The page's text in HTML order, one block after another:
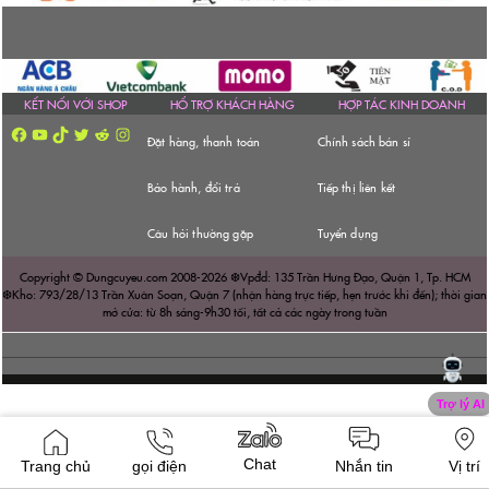
KẾT NỐI VỚI SHOP
Facebook
YouTube
TikTokTwitterRedditInstagram
HỔ TRỢ KHÁCH HÀNG
Đặt hàng, thanh toán
Bảo hành, đổi trả
Câu hỏi thường gặp
HỢP TÁC KINH DOANH
Chính sách bán sỉ
Tiếp thị liên kết
Tuyển dụng
Copyright © Dungcuyeu.com 2008-2026 ❆Vpđd: 135 Trần Hưng Đạo, Quận 1, Tp. HCM
❆Kho: 793/28/13 Trần Xuân Soạn, Quận 7 (nhận hàng trực tiếp, hẹn trước khi đến); thời gian
mở cửa: từ 8h sáng-9h30 tối, tất cả các ngày trong tuần
Trang chủ gọi điện Chat Nhắn tin Vị trí